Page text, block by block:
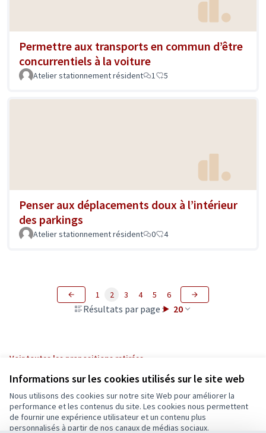
Informations sur les cookies utilisés sur le site web
Nous utilisons des cookies sur notre site Web pour améliorer la
performance et les contenus du site. Les cookies nous permettent
de fournir une expérience utilisateur et un contenu plus
personnalisés à partir de nos canaux de médias sociaux.
Permettre aux transports en commun d’être
concurrentiels à la voiture
Atelier stationnement résident 1 5
Penser aux déplacements doux à l’intérieur
des parkings
Atelier stationnement résident 0 4
Résultats par page : 20
1 2 3 4 5 6
Voir toutes les propositions retirées
Conditions d'utilisation
Paramètres des cookies
Ecrivons Angers sur X
Ecrivons Angers sur Facebook